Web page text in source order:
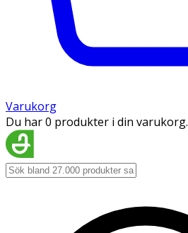
Varukorg
Du har 0 produkter i din varukorg.